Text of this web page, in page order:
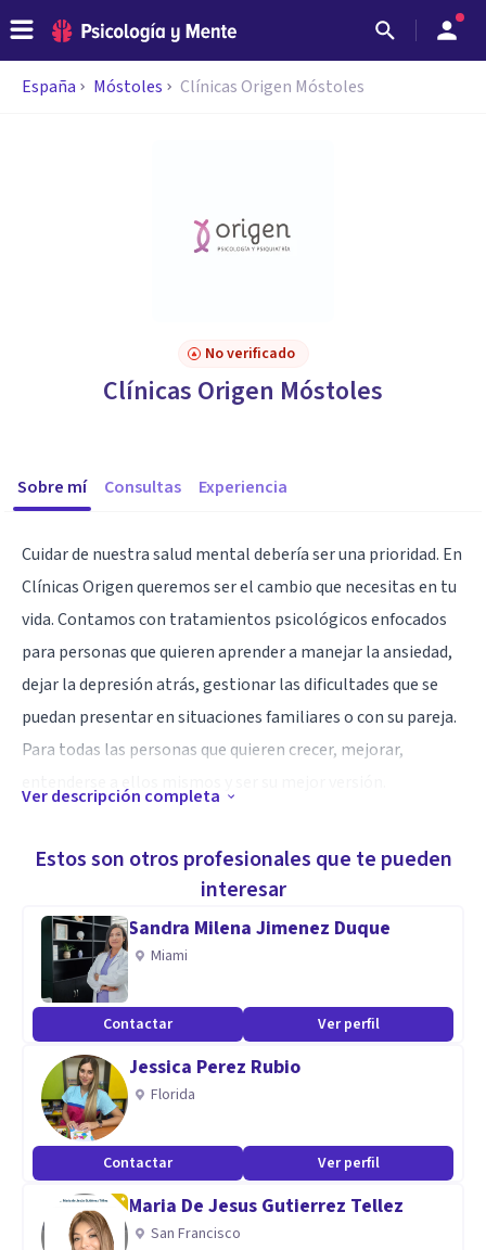
España Móstoles Clínicas Origen Móstoles
No verificado
Clínicas Origen Móstoles
Sobre mí Consultas Experiencia
Cuidar de nuestra salud mental debería ser una prioridad. En
Clínicas Origen queremos ser el cambio que necesitas en tu
vida. Contamos con tratamientos psicológicos enfocados
para personas que quieren aprender a manejar la ansiedad,
dejar la depresión atrás, gestionar las dificultades que se
puedan presentar en situaciones familiares o con su pareja.
Para todas las personas que quieren crecer, mejorar,
Nuestros tratamientos están avalados por Organismos
cognitivo-conductual que es la más estudiada y reconocida a
nivel científico. Estamos deseando conocerte y
acompañarte en este camino de mejora.
Aptitudes
Trabajamos con niños, adolescentes y adultos, de manera
presencial y online. En las sesiones se aprenden
herramientas psicológicas para mejorar nuestro bienestar
y calidad de vida.
Ver descripción completa
Estos son otros profesionales que te pueden
interesar
Sandra Milena Jimenez Duque
Miami
Contactar Ver perfil
Jessica Perez Rubio
Florida
Contactar Ver perfil
Maria De Jesus Gutierrez Tellez
San Francisco